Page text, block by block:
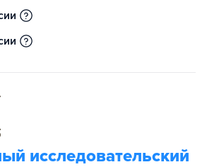
исследовательский